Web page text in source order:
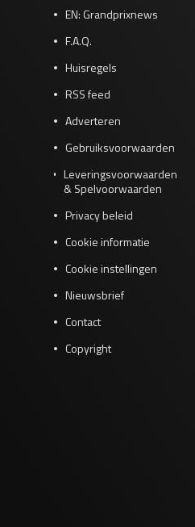
EN: Grandprixnews
F.A.Q.
Huisregels
RSS feed
Adverteren
Gebruiksvoorwaarden
Leveringsvoorwaarden
& Spelvoorwaarden
Privacy beleid
Cookie informatie
Cookie instellingen
Nieuwsbrief
Contact
Copyright